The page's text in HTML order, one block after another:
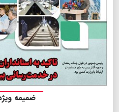
ضمیمه